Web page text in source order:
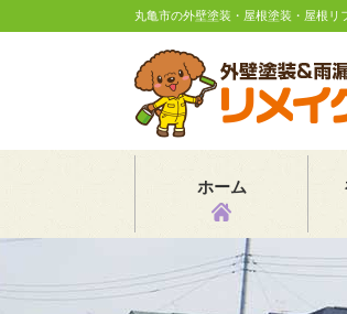
丸亀市の外壁塗装・屋根塗装・屋根
ホーム